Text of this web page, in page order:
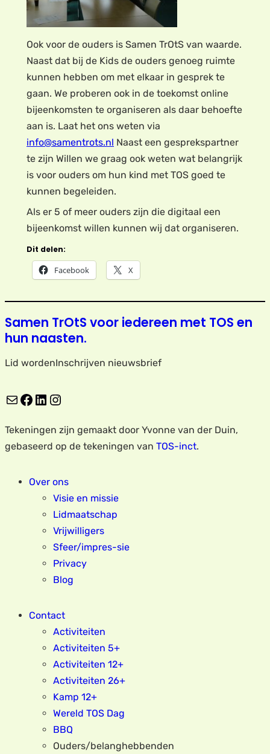
Ook voor de ouders is Samen TrOtS van waarde.
Naast dat bij de Kids de ouders genoeg ruimte
kunnen hebben om met elkaar in gesprek te
gaan. We proberen ook in de toekomst online
bijeenkomsten te organiseren als daar behoefte
aan is. Laat het ons weten via
info@samentrots.nl Naast een gesprekspartner
te zijn Willen we graag ook weten wat belangrijk
is voor ouders om hun kind met TOS goed te
kunnen begeleiden.
Als er 5 of meer ouders zijn die digitaal een
bijeenkomst willen kunnen wij dat organiseren.
Dit delen:
Facebook X
Samen TrOtS voor iedereen met TOS en
hun naasten.
Lid wordenInschrijven nieuwsbrief
E-mail Facebook LinkedIn Instagram
Tekeningen zijn gemaakt door Yvonne van der Duin,
gebaseerd op de tekeningen van TOS-inct.
Over ons
Visie en missie
Lidmaatschap
Vrijwilligers
Sfeer/impres-sie
Privacy
Blog
Contact
Activiteiten
Activiteiten 5+
Activiteiten 12+
Activiteiten 26+
Kamp 12+
Wereld TOS Dag
BBQ
Ouders/belanghebbenden